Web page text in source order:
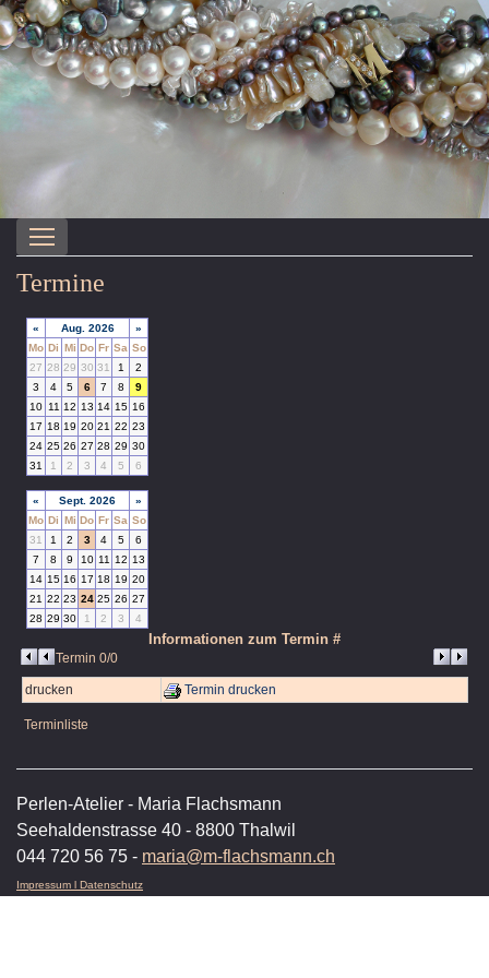
Termine
« Aug. 2026
»
Mo Di Mi Do Fr Sa So
27 28 29 30 31 1
2
3
4 5 6 7 8
9
10 11 12 13 14 15 16
17 18 19 20 21 22 23
24 25 26 27 28 29 30
31
1 2 3 4 5 6
« Sept. 2026
»
Mo Di Mi Do Fr Sa So
31
1 2 3 4 5
6
7
8 9 10 11 12 13
14 15 16 17 18 19 20
21 22 23 24 25 26 27
28 29 30 1 2 3 4
Informationen zum Termin #
Termin 0/0
drucken Termin drucken
Terminliste
Perlen-Atelier - Maria Flachsmann
Seehaldenstrasse 40 - 8800 Thalwil
044 720 56 75 - maria@m-flachsmann.ch
Impressum l Datenschutz